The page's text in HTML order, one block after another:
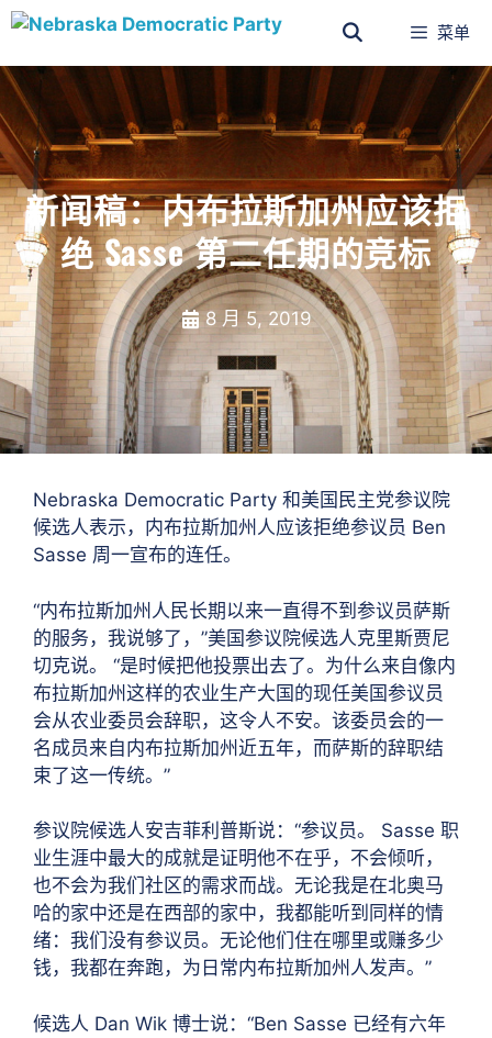
菜单
新闻稿：内布拉斯加州应该拒
绝 Sasse 第二任期的竞标
8 月 5, 2019
Nebraska Democratic Party 和美国民主党参议院
候选人表示，内布拉斯加州人应该拒绝参议员 Ben
Sasse 周一宣布的连任。
“内布拉斯加州人民长期以来一直得不到参议员萨斯
的服务，我说够了，”美国参议院候选人克里斯贾尼
切克说。 “是时候把他投票出去了。为什么来自像内
布拉斯加州这样的农业生产大国的现任美国参议员
会从农业委员会辞职，这令人不安。该委员会的一
名成员来自内布拉斯加州近五年，而萨斯的辞职结
束了这一传统。”
参议院候选人安吉菲利普斯说：“参议员。 Sasse 职
业生涯中最大的成就是证明他不在乎，不会倾听，
也不会为我们社区的需求而战。无论我是在北奥马
哈的家中还是在西部的家中，我都能听到同样的情
绪：我们没有参议员。无论他们住在哪里或赚多少
钱，我都在奔跑，为日常内布拉斯加州人发声。”
候选人 Dan Wik 博士说：“Ben Sasse 已经有六年